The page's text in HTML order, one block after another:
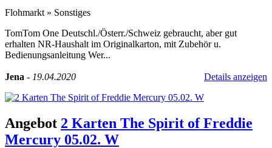
Flohmarkt » Sonstiges
TomTom One Deutschl./Österr./Schweiz gebraucht, aber gut
erhalten NR-Haushalt im Originalkarton, mit Zubehör u.
Bedienungsanleitung Wer...
Jena - 19.04.2020 Details anzeigen
Angebot 2 Karten The Spirit of Freddie
Mercury 05.02. W